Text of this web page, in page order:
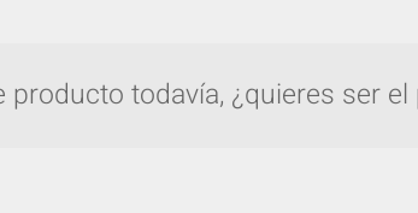
todavía, ¿quieres ser